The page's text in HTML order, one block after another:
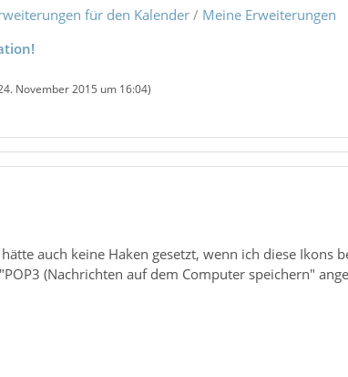
für den Kalender/ Meine Erweiterungen
November 2015 um 16:04)
auch keine Haken gesetzt, wenn ich diese Ikons
(Nachrichten auf dem Computer speichern"